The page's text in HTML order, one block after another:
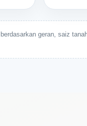
geran, saiz